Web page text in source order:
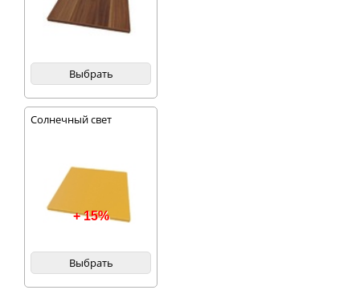
Выбрать
Солнечный свет
+ 15%
Выбрать